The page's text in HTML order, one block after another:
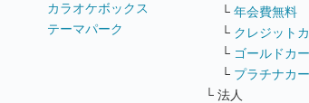
カラオケボックス
テーマパーク
└ 年会費無料
└ クレジット
└ ゴールドカ
└ プラチナカ
└ 法人